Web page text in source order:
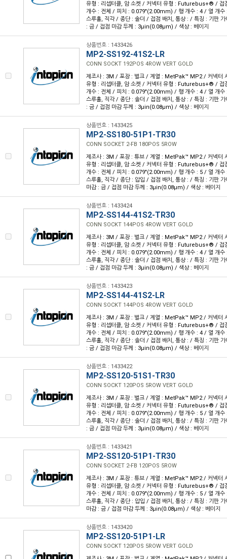
유형 : 리셉터클, 암 소켓 / 커넥터 유형 : Futurebus+® / 접
개수 : 전체 / 피치 : 0.079"(2.00mm) / 행 개수 : 4 / 열 개수
스루홀, 직각 / 종단 : 솔더 / 접점 배치, 통상 : / 특징 : 기판
: 금 / 접점 마감 두께 : 3µin(0.08µm) / 색상 : 베이지
상품번호 : 1433426
MP2-SS192-41S2-LR
CONN SOCKT 192POS 4ROW VERT GOLD
제조사 : 3M / 포장 : 벌크 / 계열 : MetPak™ MP2 / 커넥터
유형 : 리셉터클, 암 소켓 / 커넥터 유형 : Futurebus+® / 접
개수 : 전체 / 피치 : 0.079"(2.00mm) / 행 개수 : 4 / 열 개수
스루홀, 직각 / 종단 : 솔더 / 접점 배치, 통상 : / 특징 : 기판
: 금 / 접점 마감 두께 : 3µin(0.08µm) / 색상 : 베이지
상품번호 : 1433425
MP2-SS180-51P1-TR30
CONN SOCKET 2-FB 180POS 5ROW
제조사 : 3M / 포장 : 튜브 / 계열 : MetPak™ MP2 / 커넥터
유형 : 리셉터클, 암 소켓 / 커넥터 유형 : Futurebus+® / 접
개수 : 전체 / 피치 : 0.079"(2.00mm) / 행 개수 : 5 / 열 개수
스루홀, 직각 / 종단 : 압입 / 접점 배치, 통상 : / 특징 : 기판
마감 : 금 / 접점 마감 두께 : 3µin(0.08µm) / 색상 : 베이지
상품번호 : 1433424
MP2-SS144-41S2-TR30
CONN SOCKT 144POS 4ROW VERT GOLD
제조사 : 3M / 포장 : 벌크 / 계열 : MetPak™ MP2 / 커넥터
유형 : 리셉터클, 암 소켓 / 커넥터 유형 : Futurebus+® / 접
개수 : 전체 / 피치 : 0.079"(2.00mm) / 행 개수 : 4 / 열 개수
스루홀, 직각 / 종단 : 솔더 / 접점 배치, 통상 : / 특징 : 기판
: 금 / 접점 마감 두께 : 3µin(0.08µm) / 색상 : 베이지
상품번호 : 1433423
MP2-SS144-41S2-LR
CONN SOCKT 144POS 4ROW VERT GOLD
제조사 : 3M / 포장 : 벌크 / 계열 : MetPak™ MP2 / 커넥터
유형 : 리셉터클, 암 소켓 / 커넥터 유형 : Futurebus+® / 접
개수 : 전체 / 피치 : 0.079"(2.00mm) / 행 개수 : 4 / 열 개수
스루홀, 직각 / 종단 : 솔더 / 접점 배치, 통상 : / 특징 : 기판
: 금 / 접점 마감 두께 : 3µin(0.08µm) / 색상 : 베이지
상품번호 : 1433422
MP2-SS120-51S1-TR30
CONN SOCKT 120POS 5ROW VERT GOLD
제조사 : 3M / 포장 : 벌크 / 계열 : MetPak™ MP2 / 커넥터
유형 : 리셉터클, 암 소켓 / 커넥터 유형 : Futurebus+® / 접
개수 : 전체 / 피치 : 0.079"(2.00mm) / 행 개수 : 5 / 열 개수
스루홀, 직각 / 종단 : 솔더 / 접점 배치, 통상 : / 특징 : 기판
: 금 / 접점 마감 두께 : 3µin(0.08µm) / 색상 : 베이지
상품번호 : 1433421
MP2-SS120-51P1-TR30
CONN SOCKET 2-FB 120POS 5ROW
제조사 : 3M / 포장 : 튜브 / 계열 : MetPak™ MP2 / 커넥터
유형 : 리셉터클, 암 소켓 / 커넥터 유형 : Futurebus+® / 접
개수 : 전체 / 피치 : 0.079"(2.00mm) / 행 개수 : 5 / 열 개수
스루홀, 직각 / 종단 : 압입 / 접점 배치, 통상 : / 특징 : 기판
마감 : 금 / 접점 마감 두께 : 3µin(0.08µm) / 색상 : 베이지
상품번호 : 1433420
MP2-SS120-51P1-LR
CONN SOCKT 120POS 5ROW VERT GOLD